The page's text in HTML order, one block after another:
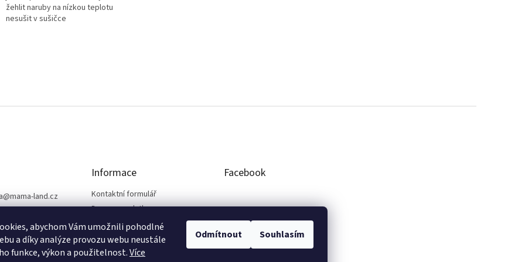
abychom Vám umožnili pohodlné
a díky analýze provozu webu neustále
funkce, výkon a použitelnost.Více
Odmítnout Souhlasím
žehlit naruby na nízkou teplotu
nesušit v sušičce
@mama-land.cz
Informace
Kontaktní formulář
Doprava a platba
Obchodní podmínky
Ochrana osobních údajů
Reklamace a vrácení zboží
Facebook